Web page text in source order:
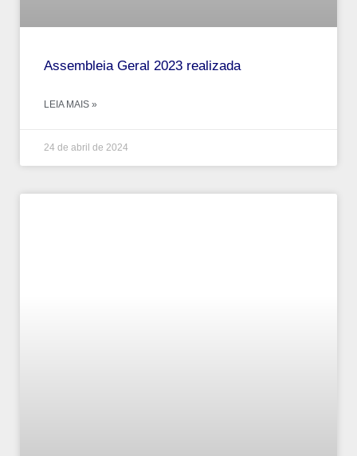
Assembleia Geral 2023 realizada
LEIA MAIS »
24 de abril de 2024